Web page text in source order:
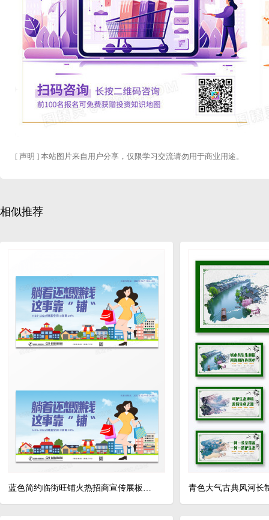
[ 声明 ] 本站图片来自用户分享，仅限学习交流请勿用于商业用途。
相似推荐
蓝色简约临街旺铺火热招商宣传展板招商招租